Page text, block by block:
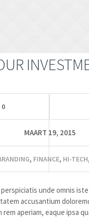
0
MAART 19, 2015
, FINANCE, HI-TECH,
unde omnis
accusantium
rem aperiam, eaque ipsa